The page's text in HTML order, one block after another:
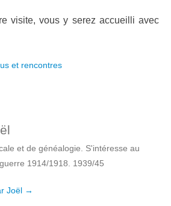
visite, vous y serez accueilli avec
et rencontres
et de généalogie. S'intéresse au
1914/1918. 1939/45
Joël →